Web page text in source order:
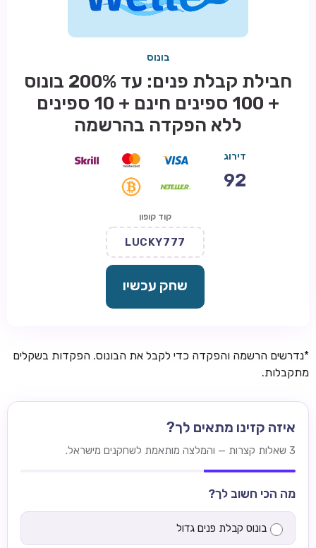
בונוס
חבילת קבלת פנים: עד 200% בונוס
+ 100 ספינים חינם + 10 ספינים
ללא הפקדה בהרשמה
דירוג
92
קוד קופון
LUCKY777
שחק עכשיו
*נדרשים הרשמה והפקדה כדי לקבל את הבונוס. הפקדות בשקלים
מתקבלות.
איזה קזינו מתאים לך?
3 שאלות קצרות — והמלצה מותאמת לשחקנים מישראל.
מה הכי חשוב לך?
בונוס קבלת פנים גדול